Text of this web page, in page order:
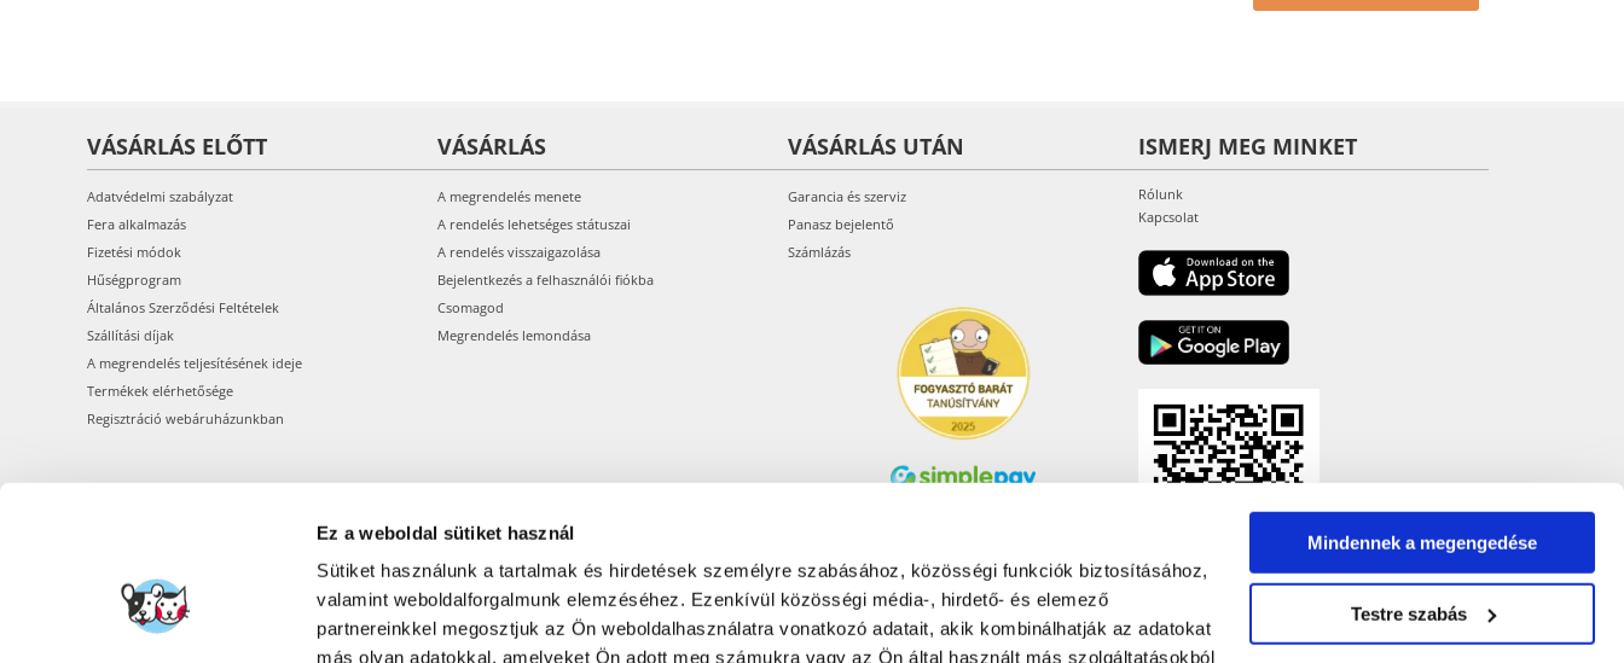
Ez a weboldal sütiket használ
Sütiket használunk a tartalmak és hirdetések személyre szabásához, közösségi funkciók biztosításához,
valamint weboldalforgalmunk elemzéséhez. Ezenkívül közösségi média-, hirdető- és elemező
partnereinkkel megosztjuk az Ön weboldalhasználatra vonatkozó adatait, akik kombinálhatják az adatokat
más olyan adatokkal, amelyeket Ön adott meg számukra vagy az Ön által használt más szolgáltatásokból
Mindennek a megengedése
Testre szabás
VÁSÁRLÁS ELŐTT
Adatvédelmi szabályzat
Fera alkalmazás
Fizetési módok
Hűségprogram
Általános Szerződési Feltételek
Szállítási díjak
A megrendelés teljesítésének ideje
Termékek elérhetősége
Regisztráció webáruházunkban
VÁSÁRLÁS
A megrendelés menete
A rendelés lehetséges státuszai
A rendelés visszaigazolása
Bejelentkezés a felhasználói fiókba
Csomagod
Megrendelés lemondása
VÁSÁRLÁS UTÁN
Garancia és szerviz
Panasz bejelentő
Számlázás
Olcsóbbat.hu – Spórolni
tudni kell
ISMERJ MEG MINKET
Rólunk
Kapcsolat